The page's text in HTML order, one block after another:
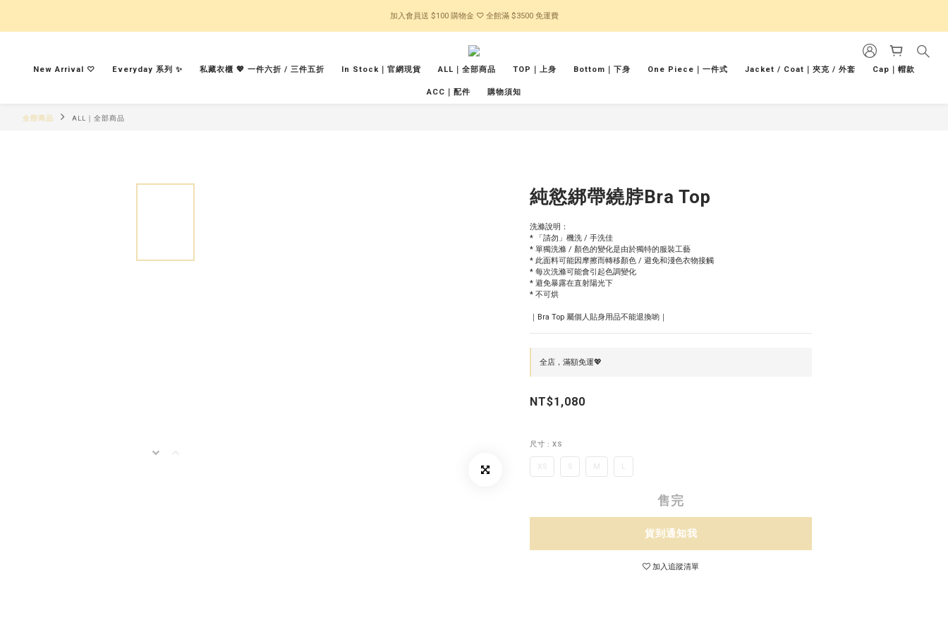
加入會員送 $100 購物金 ♡ 全館滿 $3500 免運費
New Arrival ♡︎ Everyday 系列 ✨ 私藏衣櫃 💖 一件六折 / 三件五折 In Stock｜官網現貨 ALL｜全部商品 TOP｜上身 Bottom｜下身 One Piece｜一件式 Jacket / Coat｜夾克 / 外套 Cap｜帽款
ACC｜配件 購物須知
全部商品 ALL｜全部商品
純慾綁帶繞脖Bra Top
洗滌說明：
* 「請勿」機洗 / 手洗佳
* 單獨洗滌 / 顏色的變化是由於獨特的服裝工藝
* 此面料可能因摩擦而轉移顏色 / 避免和淺色衣物接觸
* 每次洗滌可能會引起色調變化
* 避免暴露在直射陽光下
* 不可烘
｜Bra Top 屬個人貼身用品不能退換喲｜
全店，滿額免運💖
NT$1,080
尺寸 : XS
XS S M L
售完
貨到通知我
加入追蹤清單